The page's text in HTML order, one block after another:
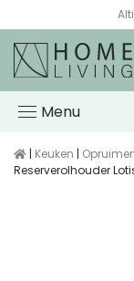
Menu
| Keuken |
Reserverolhouder